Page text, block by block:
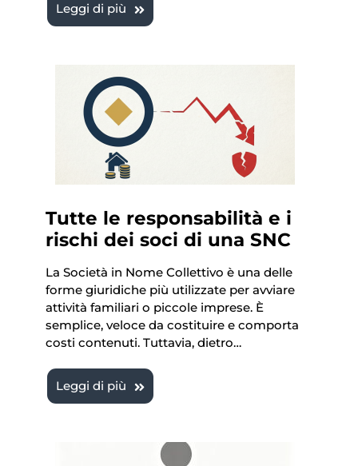
Leggi di più
Tutte le responsabilità e i
rischi dei soci di una SNC
La Società in Nome Collettivo è una delle
forme giuridiche più utilizzate per avviare
attività familiari o piccole imprese. È
semplice, veloce da costituire e comporta
costi contenuti. Tuttavia, dietro…
Leggi di più